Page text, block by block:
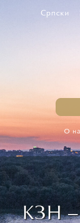
Српски
О
КЗН